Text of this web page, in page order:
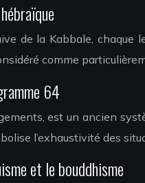
de la Kabbale, chaque
comme
64
est un ancien
l’exhaustivité des
et le bouddhisme